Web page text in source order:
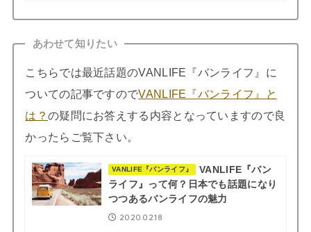
あわせて知りたい
こちらでは最近話題のVANLIFE『バンライフ』に
ついての記事ですのでVANLIFE『バンライフ』と
は？ の疑問にお答えする内容となっていますので良
かったらご覧下さい。
VANLIFE『バンライフ』
VANLIFE『バン
ライフ』って何？日本でも話題になり
つつあるバンライフの魅力
2020.02.18